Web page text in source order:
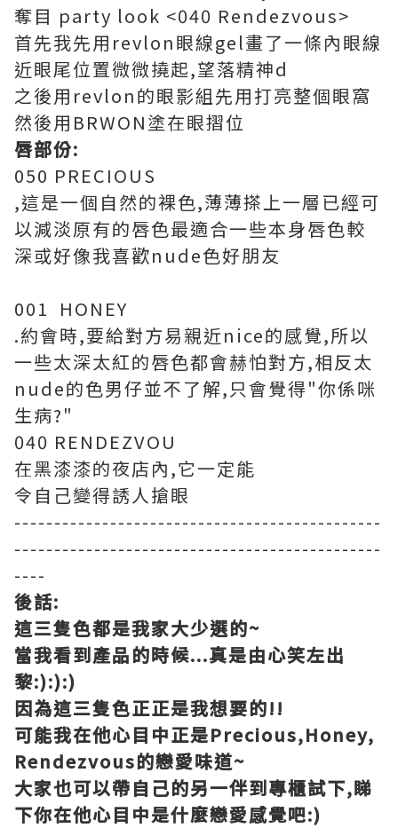
奪目 party look <040 Rendezvous>
首先我先用revlon眼線gel畫了一條內眼線
近眼尾位置微微撓起,望落精神d
之後用revlon的眼影組先用打亮整個眼窩
然後用BRWON塗在眼摺位
唇部份:
050 PRECIOUS
,這是一個自然的裸色,薄薄搽上一層已經可
以減淡原有的唇色最適合一些本身唇色較
深或好像我喜歡nude色好朋友
001 HONEY
.約會時,要給對方易親近nice的感覺,所以
一些太深太紅的唇色都會赫怕對方,相反太
nude的色男仔並不了解,只會覺得"你係咪
生病?"
040 RENDEZVOU
在黑漆漆的夜店內,它一定能
令自己變得誘人搶眼
----------------------------------------------
----------------------------------------------
----
後話:
這三隻色都是我家大少選的~
當我看到產品的時候...真是由心笑左出
黎:):):)
因為這三隻色正正是我想要的!!
可能我在他心目中正是Precious,Honey,
Rendezvous的戀愛味道~
大家也可以帶自己的另一伴到專櫃試下,睇
下你在他心目中是什麼戀愛感覺吧:)